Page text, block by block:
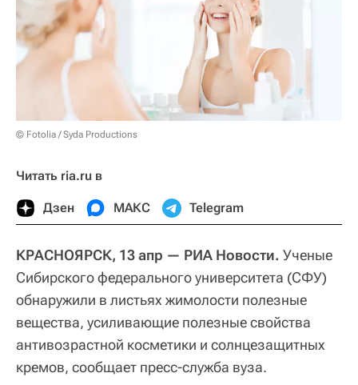
© Fotolia / Syda Productions
Читать ria.ru в
Дзен МАКС Telegram
КРАСНОЯРСК, 13 апр — РИА Новости. Ученые
Сибирского федерального университета (СФУ)
обнаружили в листьях жимолости полезные
вещества, усиливающие полезные свойства
антивозрастной косметики и солнцезащитных
кремов, сообщает пресс-служба вуза.